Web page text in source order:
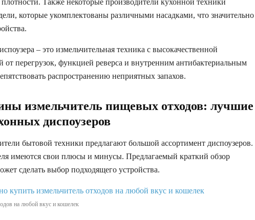
Также некоторые производители кухонной техники
которые укомплектованы различными насадками, что значительно
– это измельчительная техника с высокачественной
от перегрузок, функцией реверса и внутренним антибактериальным
распространению неприятных запахов.
измельчитель пищевых отходов: лучшие
диспоузеров
бытовой техники предлагают большой ассортимент диспоузеров.
имеются свои плюсы и минусы. Предлагаемый краткий обзор
сделать выбор подходящего устройства.
на любой вкус и кошелек